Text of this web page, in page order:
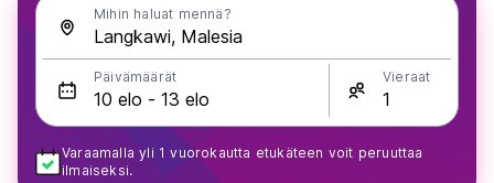
Mihin haluat mennä?
Päivämäärät Vieraat
Varaamalla yli 1 vuorokautta etukäteen voit peruuttaa
ilmaiseksi.